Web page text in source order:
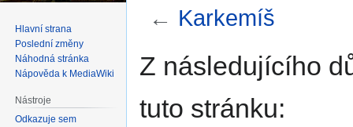
← Karkemíš
na
na
Z následujícího
tuto stránku:
Hlavní strana
Poslední změny
Náhodná stránka
Nápověda k MediaWiki
Nástroje
Odkazuje sem